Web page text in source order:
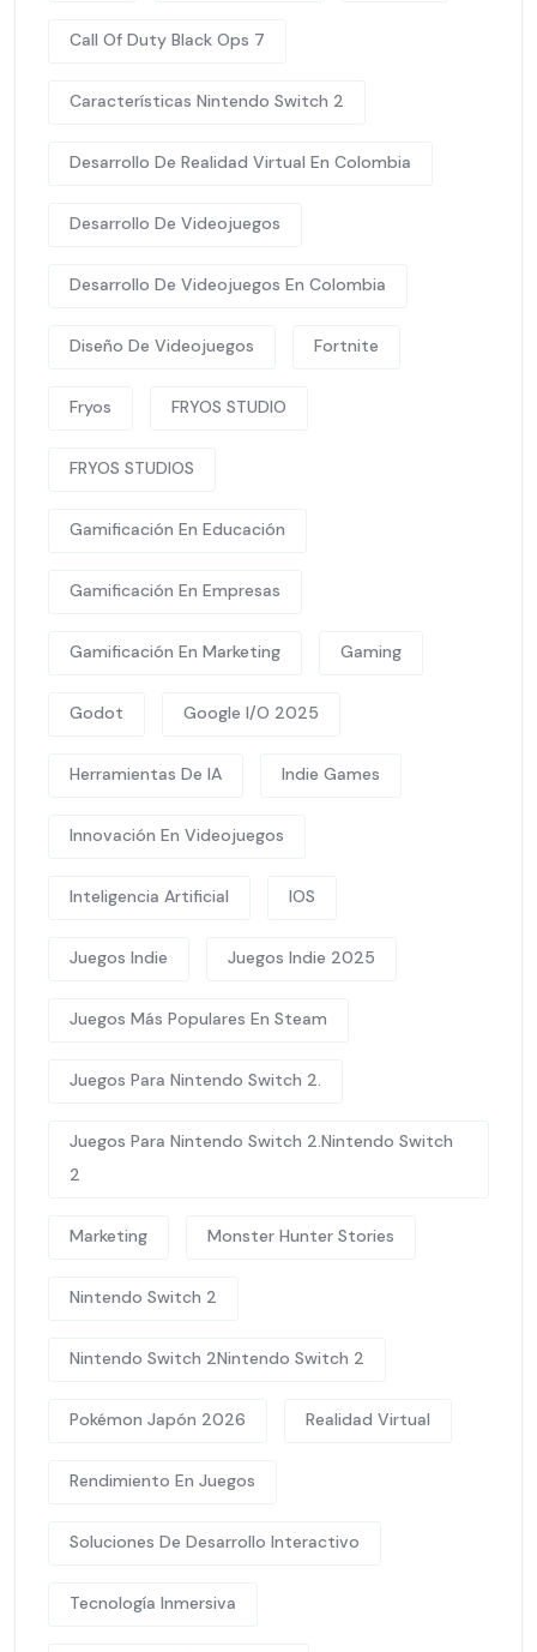
Call Of Duty Black Ops 7
Características Nintendo Switch 2
Desarrollo De Realidad Virtual En Colombia
Desarrollo De Videojuegos
Desarrollo De Videojuegos En Colombia
Diseño De Videojuegos Fortnite
Fryos FRYOS STUDIO
FRYOS STUDIOS
Gamificación En Educación
Gamificación En Empresas
Gamificación En Marketing Gaming
Godot Google I/O 2025
Herramientas De IA Indie Games
Innovación En Videojuegos
Inteligencia Artificial IOS
Juegos Indie Juegos Indie 2025
Juegos Más Populares En Steam
Juegos Para Nintendo Switch 2.
Juegos Para Nintendo Switch 2.Nintendo Switch
2
Marketing Monster Hunter Stories
Nintendo Switch 2
Nintendo Switch 2Nintendo Switch 2
Pokémon Japón 2026 Realidad Virtual
Rendimiento En Juegos
Soluciones De Desarrollo Interactivo
Tecnología Inmersiva